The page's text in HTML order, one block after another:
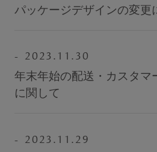
おすすめ特集
セール
新商品
パッケージデザインの変更
2023.11.30
年末年始の配送・カスタマ
に関して
2023.11.29